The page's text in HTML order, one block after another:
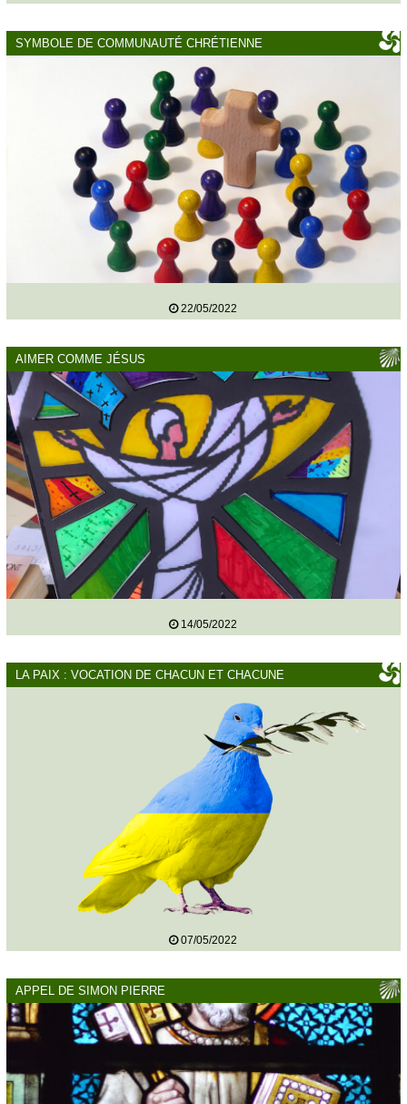
SYMBOLE DE COMMUNAUTÉ CHRÉTIENNE
22/05/2022
AIMER COMME JÉSUS
14/05/2022
LA PAIX : VOCATION DE CHACUN ET CHACUNE
07/05/2022
APPEL DE SIMON PIERRE